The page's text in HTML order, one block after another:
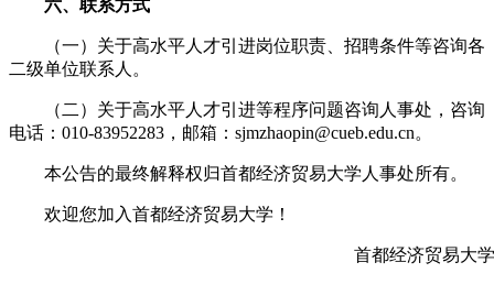
六、联系方式
（一）关于高水平人才引进岗位职责、招聘条件等咨询各
二级单位联系人。
（二）关于高水平人才引进等程序问题咨询人事处，咨询
电话：010-83952283，邮箱：sjmzhaopin@cueb.edu.cn。
本公告的最终解释权归首都经济贸易大学人事处所有。
欢迎您加入首都经济贸易大学！
首都经济贸易大学